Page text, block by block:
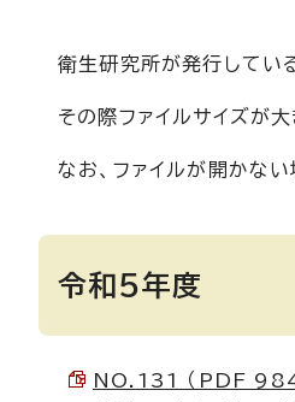
衛生研究所が発行してい
その際ファイルサイズが
なお、ファイルが開かな
令和5年度
NO.131 （PDF